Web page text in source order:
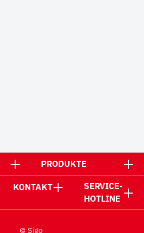
PRODUKTE
KONTAKT
SERVICE-
HOTLINE
© Sigo